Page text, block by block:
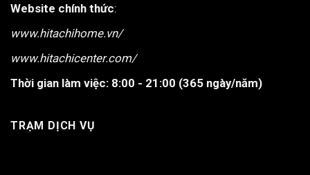
Website chính thức:
www.hitachihome.vn/
www.hitachicenter.com/
Thời gian làm việc: 8:00 - 21:00 (365 ngày/năm)
TRẠM DỊCH VỤ